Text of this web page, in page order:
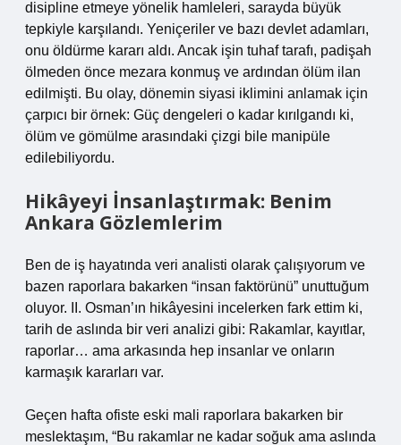
disipline etmeye yönelik hamleleri, sarayda büyük
tepkiyle karşılandı. Yeniçeriler ve bazı devlet adamları,
onu öldürme kararı aldı. Ancak işin tuhaf tarafı, padişah
ölmeden önce mezara konmuş ve ardından ölüm ilan
edilmişti. Bu olay, dönemin siyasi iklimini anlamak için
çarpıcı bir örnek: Güç dengeleri o kadar kırılgandı ki,
ölüm ve gömülme arasındaki çizgi bile manipüle
edilebiliyordu.
Hikâyeyi İnsanlaştırmak: Benim
Ankara Gözlemlerim
Ben de iş hayatında veri analisti olarak çalışıyorum ve
bazen raporlara bakarken “insan faktörünü” unuttuğum
oluyor. II. Osman’ın hikâyesini incelerken fark ettim ki,
tarih de aslında bir veri analizi gibi: Rakamlar, kayıtlar,
raporlar… ama arkasında hep insanlar ve onların
karmaşık kararları var.
Geçen hafta ofiste eski mali raporlara bakarken bir
meslektaşım, “Bu rakamlar ne kadar soğuk ama aslında